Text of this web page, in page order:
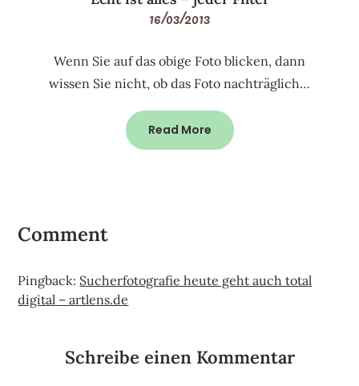
16/03/2013
Wenn Sie auf das obige Foto blicken, dann
wissen Sie nicht, ob das Foto nachträglich…
Read More
Comment
Pingback: Sucherfotografie heute geht auch total
digital – artlens.de
Schreibe einen Kommentar